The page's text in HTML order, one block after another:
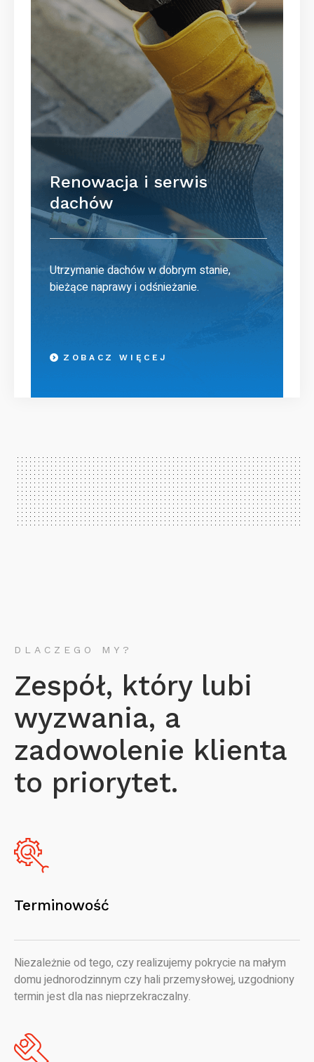
Renowacja i serwis
dachów
Utrzymanie dachów w dobrym stanie,
bieżące naprawy i odśnieżanie.
ZOBACZ WIĘCEJ
DLACZEGO MY?
Zespół, który lubi
wyzwania, a
zadowolenie klienta
to priorytet.
Terminowość
Niezależnie od tego, czy realizujemy pokrycie na małym
domu jednorodzinnym czy hali przemysłowej, uzgodniony
termin jest dla nas nieprzekraczalny.